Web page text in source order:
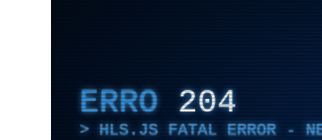
ERRO 204
HLS.JS FATAL ERROR -